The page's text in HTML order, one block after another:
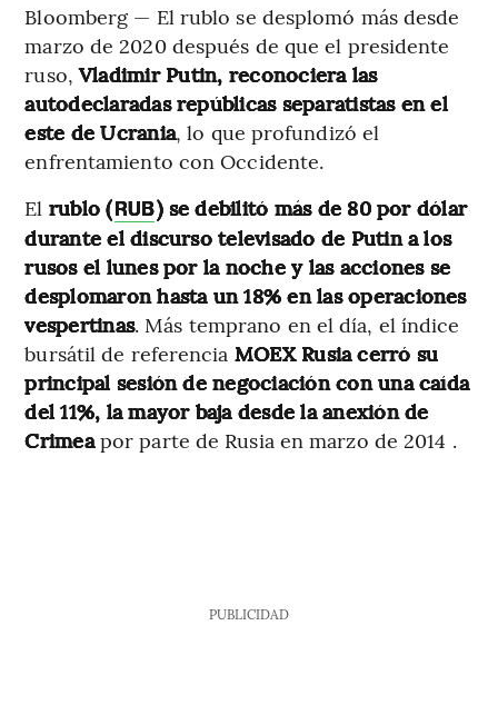
Bloomberg — El rublo se desplomó más desde
marzo de 2020 después de que el presidente
ruso,Vladimir Putin, reconociera las
autodeclaradas repúblicas separatistas en el
este de Ucrania, lo que profundizó el
enfrentamiento con Occidente.
El rublo (RUB) se debilitó más de 80 por dólar
durante el discurso televisado de Putin a los
rusos el lunes por la noche y las acciones se
desplomaron hasta un 18% en las operaciones
vespertinas. Más temprano en el día, el índice
bursátil de referencia MOEX Rusia cerró su
principal sesión de negociación con una caída
del 11%, la mayor baja desde la anexión de
Crimeapor parte de Rusia en marzo de 2014 .
PUBLICIDAD